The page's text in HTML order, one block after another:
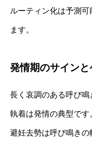
ルーティン化は予測
ます。
発情期のサインと
長く哀調のある呼び
執着は発情の典型です
避妊去勢は呼び鳴き